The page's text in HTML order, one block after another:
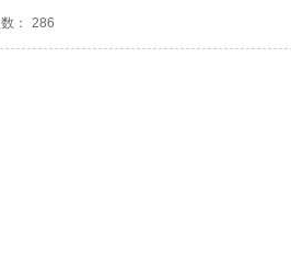
： 286